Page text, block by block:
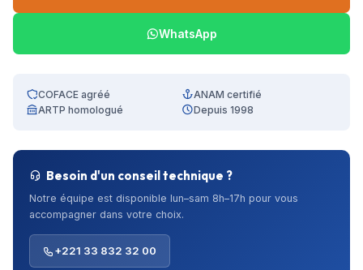
WhatsApp
COFACE agréé
ANAM certifié
ARTP homologué
Depuis 1998
Besoin d'un conseil technique ?
Notre équipe est disponible lun–sam 8h–17h pour vous
accompagner dans votre choix.
+221 33 832 32 00